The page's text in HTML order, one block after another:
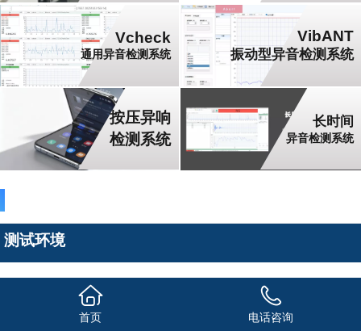
Vcheck
通用异音检测系统
VibANT
振动型异音检测系统
按压异响
检测系统
长时间
异音检测系统
测试环境
首页 电话咨询